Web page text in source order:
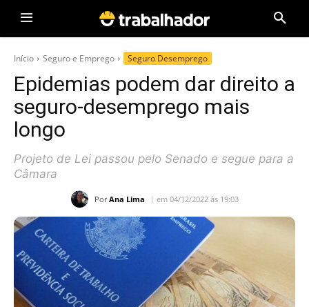
Início Seguro e Emprego Seguro Desemprego
Epidemias podem dar direito a
seguro-desemprego mais
longo
Projeto de Lei passou pelo Senado e segue para a
Câmara
Por Ana Lima em 04/12/2022 às 19:03